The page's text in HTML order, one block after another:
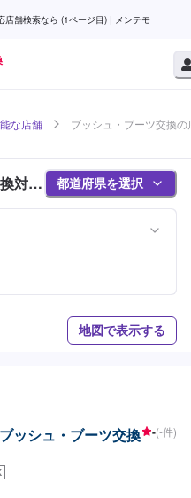
店舗検索なら (1ページ目) | メンテモ
な店舗 ブッシュ・ブーツ交換
対応
都道府県を選択
地図で表示する
ッシュ・ブーツ交換 -(-件)